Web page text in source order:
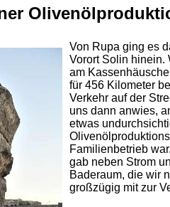
Von Rupa ging es
Vorort Solin hinein.
am
für 456 Kilometer
Verkehr auf der
uns dann anwies,
etwas
Familienbetrieb
gab neben Strom
Baderaum, die wir
großzügig mit zur